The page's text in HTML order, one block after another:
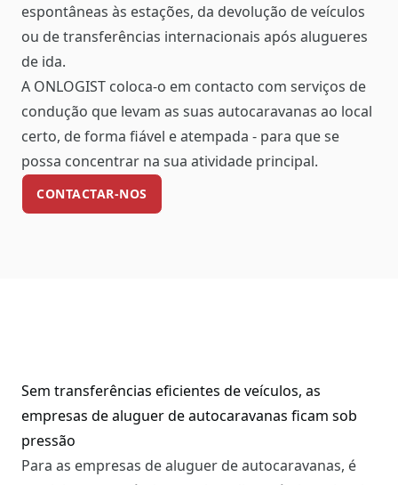
espontâneas às estações, da devolução de veículos
ou de transferências internacionais após alugueres
de ida.
A ONLOGIST coloca-o em contacto com serviços de
condução que levam as suas autocaravanas ao local
certo, de forma fiável e atempada - para que se
possa concentrar na sua atividade principal.
CONTACTAR-NOS
Sem transferências eficientes de veículos, as
empresas de aluguer de autocaravanas ficam sob
pressão
Para as empresas de aluguer de autocaravanas, é